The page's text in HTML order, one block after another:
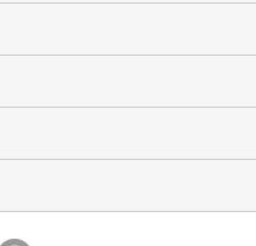
テナンスについて (3)